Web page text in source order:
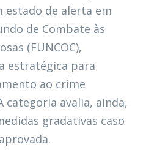
estado de alerta em
de Combate às
(FUNCOC),
estratégica para
ao crime
categoria avalia, ainda,
gradativas caso